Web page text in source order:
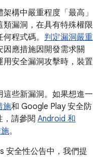
構中嚴重程度「最高」
類漏洞，在具有特殊權限
程式碼。 判定漏洞嚴重
應措施因開發需求關
用安全漏洞攻擊時，裝置
這些新漏洞。如果想進一
施和 Google Play 安全防
，請參閱 Android 和
。
安全性公告中，我們提